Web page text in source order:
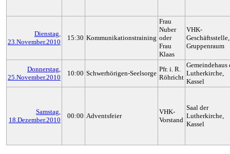
Dienstag,
23.November.2010
15:30 Kommunikationstraining
Frau
Nuber
oder
Frau
Klaas
VHK-
Geschäftsstelle,
Gruppenraum
Donnerstag,
25.November.2010
10:00 Schwerhörigen-Seelsorge
Pfr. i. R.
Röhricht
Gemeindehaus
Lutherkirche,
Kassel
Samstag,
18.Dezember.2010
00:00 Adventsfeier
VHK-
Vorstand
Saal der
Lutherkirche,
Kassel